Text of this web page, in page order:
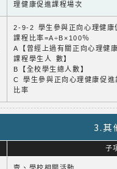
理健康促進課程場次
2-9-2 學生參與正向心理健康
課程比率=A÷B×100％
A【曾經上過有關正向心理健
課程學生人 數】
B【全校學生總人數】
C 學生參與正向心理健康促進
比率
3.其
子